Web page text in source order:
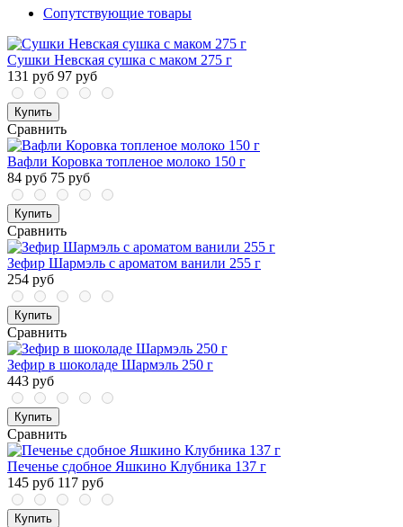
Сопутствующие товары
Сушки Невская сушка с маком 275 г
131 руб 97 руб
Купить
Сравнить
Вафли Коровка топленое молоко 150 г
84 руб 75 руб
Купить
Сравнить
Зефир Шармэль с ароматом ванили 255 г
254 руб
Купить
Сравнить
Зефир в шоколаде Шармэль 250 г
443 руб
Купить
Сравнить
Печенье сдобное Яшкино Клубника 137 г
145 руб 117 руб
Купить